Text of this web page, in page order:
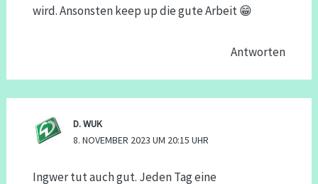
wird. Ansonsten keep up die gute Arbeit 😁
Antworten
D. WUK
8. NOVEMBER 2023 UM 20:15 UHR
Ingwer tut auch gut. Jeden Tag eine